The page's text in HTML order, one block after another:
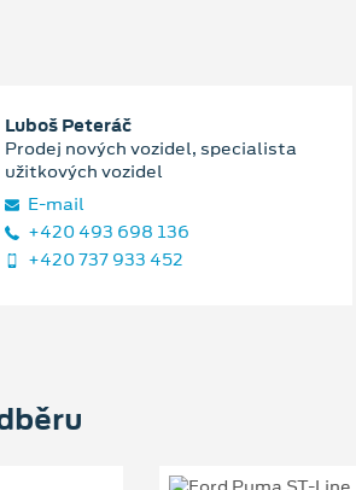
Luboš Peteráč
Prodej nových vozidel, specialista
užitkových vozidel
E‑mail
+420 493 698 136
+420 737 933 452